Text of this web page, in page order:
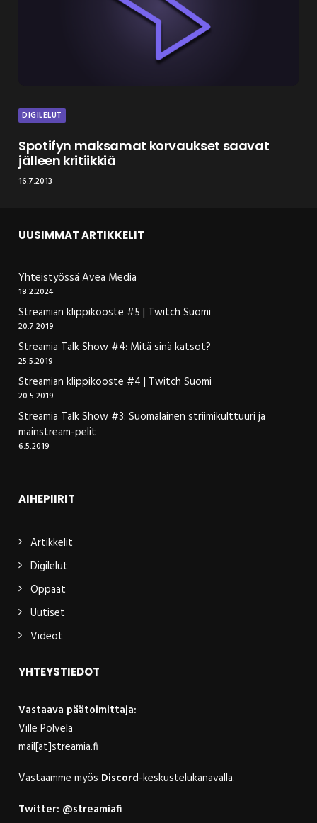
DIGILELUT
Spotifyn maksamat korvaukset saavat
jälleen kritiikkiä
16.7.2013
UUSIMMAT ARTIKKELIT
Yhteistyössä Avea Media
18.2.2024
Streamian klippikooste #5 | Twitch Suomi
20.7.2019
Streamia Talk Show #4: Mitä sinä katsot?
25.5.2019
Streamian klippikooste #4 | Twitch Suomi
20.5.2019
Streamia Talk Show #3: Suomalainen striimikulttuuri ja
mainstream-pelit
6.5.2019
AIHEPIIRIT
Artikkelit
Digilelut
Oppaat
Uutiset
Videot
YHTEYSTIEDOT
Vastaava päätoimittaja:
Ville Polvela
mail[at]streamia.fi
Vastaamme myös Discord-keskustelukanavalla.
Twitter: @streamiafi